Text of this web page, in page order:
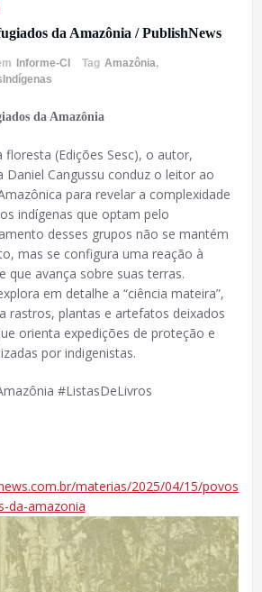
da Amazônia / PublishNews
Informe-CI Tag Amazônia,
da Amazônia
floresta (Edições Sesc), o autor,
Daniel Cangussu conduz o leitor ao
para revelar a complexidade
indígenas que optam pelo
desses grupos não se mantém
mas se configura uma reação à
que avança sobre suas terras.
em detalhe a “ciência mateira”,
rastros, plantas e artefatos deixados
orienta expedições de proteção e
por indigenistas.
#ListasDeLivros
materias/2025/04/15/povos-
da-amazonia